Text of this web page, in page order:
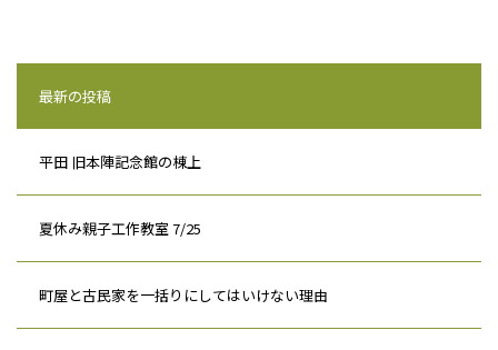
最新の投稿
平田 旧本陣記念館の棟上
夏休み親子工作教室 7/25
町屋と古民家を一括りにしてはいけない理由